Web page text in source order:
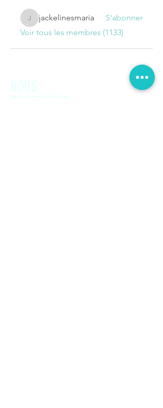
jackelinesmaria
jackelinesmaria
S'abonner
Voir tous les membres (1133)